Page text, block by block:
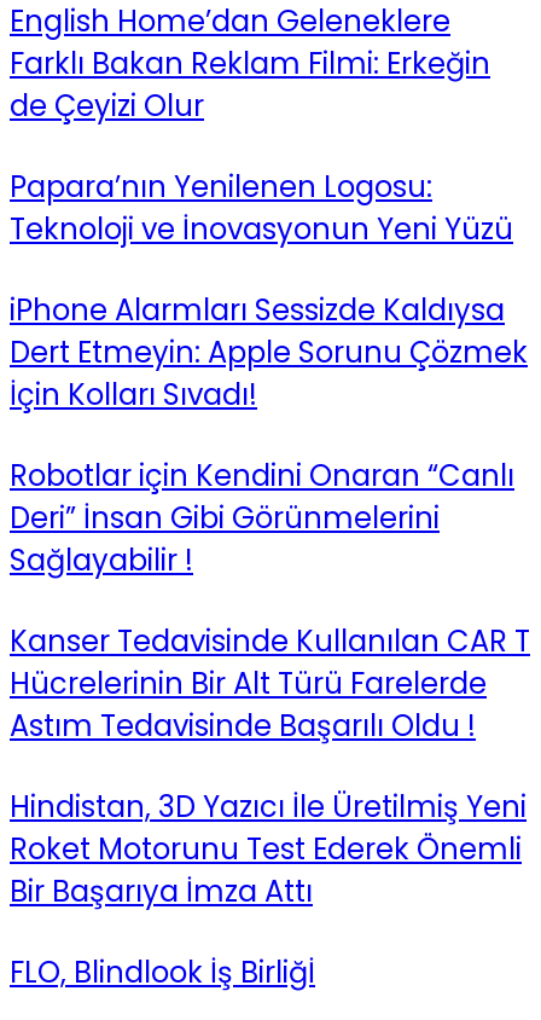
English Home’dan Geleneklere
Farklı Bakan Reklam Filmi: Erkeğin
de Çeyizi Olur
Papara’nın Yenilenen Logosu:
Teknoloji ve İnovasyonun Yeni Yüzü
iPhone Alarmları Sessizde Kaldıysa
Dert Etmeyin: Apple Sorunu Çözmek
İçin Kolları Sıvadı!
Robotlar için Kendini Onaran “Canlı
Deri” İnsan Gibi Görünmelerini
Sağlayabilir !
Kanser Tedavisinde Kullanılan CAR T
Hücrelerinin Bir Alt Türü Farelerde
Astım Tedavisinde Başarılı Oldu !
Hindistan, 3D Yazıcı İle Üretilmiş Yeni
Roket Motorunu Test Ederek Önemli
Bir Başarıya İmza Attı
FLO, Blindlook İş Birliğİ